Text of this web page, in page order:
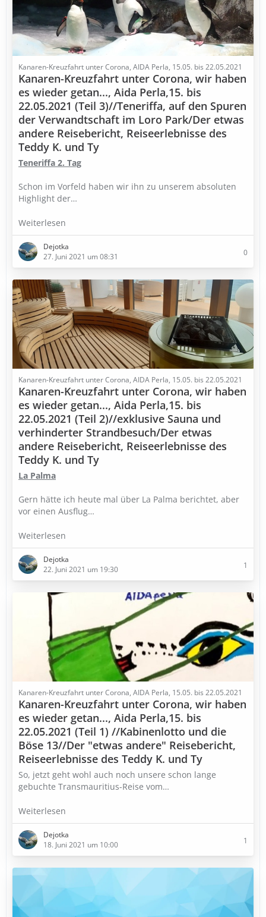
Kanaren-Kreuzfahrt unter Corona, AIDA Perla, 15.05. bis 22.05.2021
Kanaren-Kreuzfahrt unter Corona, wir haben
es wieder getan..., Aida Perla,15. bis
22.05.2021 (Teil 3)//Teneriffa, auf den Spuren
der Verwandtschaft im Loro Park/Der etwas
andere Reisebericht, Reiseerlebnisse des
Teddy K. und Ty
Teneriffa 2. Tag
Schon im Vorfeld haben wir ihn zu unserem absoluten
Highlight der…
Weiterlesen
Dejotka
27. Juni 2021 um 08:31
0
Kanaren-Kreuzfahrt unter Corona, AIDA Perla, 15.05. bis 22.05.2021
Kanaren-Kreuzfahrt unter Corona, wir haben
es wieder getan..., Aida Perla,15. bis
22.05.2021 (Teil 2)//exklusive Sauna und
verhinderter Strandbesuch/Der etwas
andere Reisebericht, Reiseerlebnisse des
Teddy K. und Ty
La Palma
Gern hätte ich heute mal über La Palma berichtet, aber
vor einen Ausflug…
Weiterlesen
Dejotka
22. Juni 2021 um 19:30
1
Kanaren-Kreuzfahrt unter Corona, AIDA Perla, 15.05. bis 22.05.2021
Kanaren-Kreuzfahrt unter Corona, wir haben
es wieder getan..., Aida Perla,15. bis
22.05.2021 (Teil 1) //Kabinenlotto und die
Böse 13//Der "etwas andere" Reisebericht,
Reiseerlebnisse des Teddy K. und Ty
So, jetzt geht wohl auch noch unsere schon lange
gebuchte Transmauritius-Reise vom…
Weiterlesen
Dejotka
18. Juni 2021 um 10:00
1